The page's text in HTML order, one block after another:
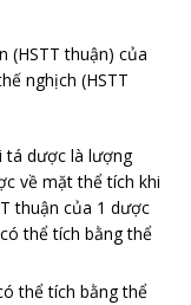
(HSTT thuận) của
nghịch (HSTT
tá dược là lượng
về mặt thể tích khi
thuận của 1 dược
thể tích bằng thể
thể tích bằng thể